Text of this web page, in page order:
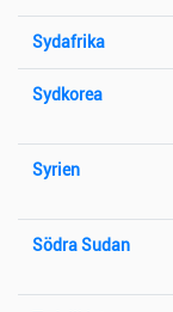
Sydafrika
Sydkorea
Syrien
Södra Sudan